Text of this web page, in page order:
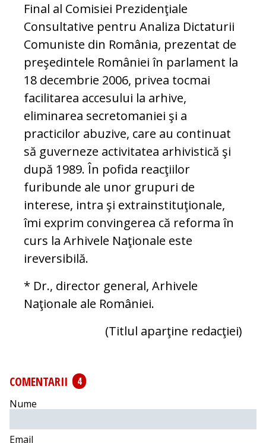
Final al Comisiei Prezidenţiale
Consultative pentru Analiza Dictaturii
Comuniste din România, prezentat de
preşedintele României în parlament la
18 decembrie 2006, privea tocmai
facilitarea accesului la arhive,
eliminarea secretomaniei şi a
practicilor abuzive, care au continuat
să guverneze activitatea arhivistică şi
după 1989. În pofida reacţiilor
furibunde ale unor grupuri de
interese, intra şi extrainstituţionale,
îmi exprim convingerea că reforma în
curs la Arhivele Naţionale este
ireversibilă.
* Dr., director general, Arhivele
Naţionale ale României.
(Titlul aparţine redacţiei)
COMENTARII
4
Nume
Email